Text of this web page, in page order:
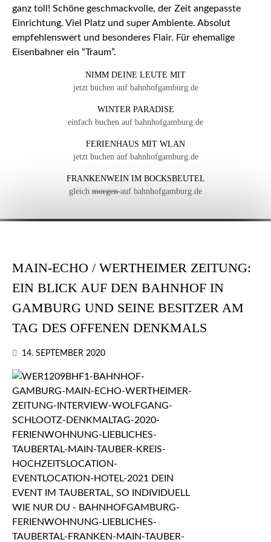
ganz toll! Schöne geschmackvolle, der Zeit angepasste
Einrichtung. Viel Platz und super Ambiente. Absolut
empfehlenswert und besonderes Flair. Für ehemalige
Eisenbahner ein “Traum”.
NIMM DEINE LEUTE MIT
jetzt buchen auf bahnhofgamburg.de
WINTER PARADISE
einfach buchen auf bahnhofgamburg.de
FERIENHAUS MIT WLAN
jetzt buchen auf bahnhofgamburg.de
FRANKENWEIN IM BOCKSBEUTEL
gleich morgenauf bahnhofgamburg.de
MAIN-ECHO / WERTHEIMER ZEITUNG:
EIN BLICK AUF DEN BAHNHOF IN
GAMBURG UND SEINE BESITZER AM
TAG DES OFFENEN DENKMALS
14. SEPTEMBER 2020